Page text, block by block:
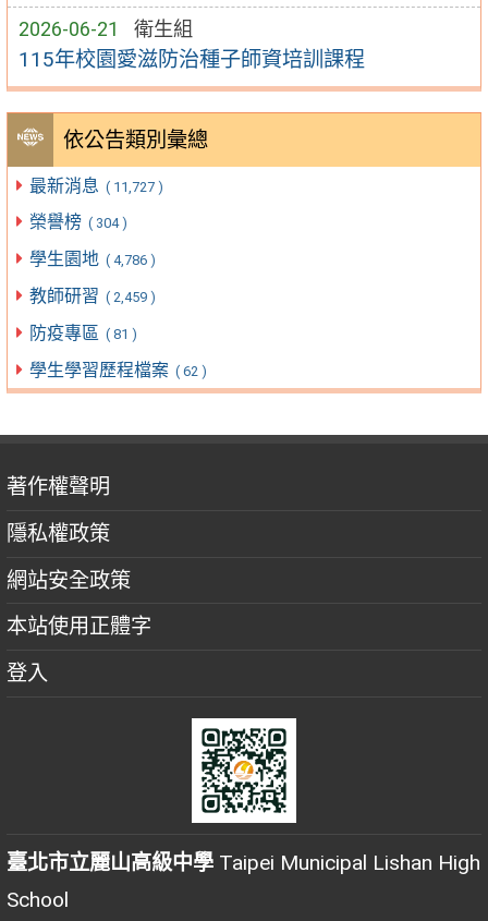
2026-06-21 衛生組
115年校園愛滋防治種子師資培訓課程
依公告類別彙總
最新消息 ( 11,727 )
榮譽榜 ( 304 )
學生園地 ( 4,786 )
教師研習 ( 2,459 )
防疫專區 ( 81 )
學生學習歷程檔案 ( 62 )
著作權聲明
隱私權政策
網站安全政策
本站使用正體字
登入
臺北市立麗山高級中學 Taipei Municipal Lishan High
School